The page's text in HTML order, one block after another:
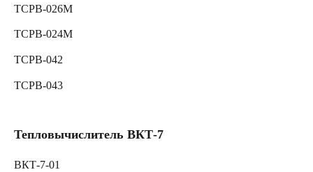
ТСРВ-026М
ТСРВ-024М
ТСРВ-042
ТСРВ-043
Тепловычислитель ВКТ-7
ВКТ-7-01